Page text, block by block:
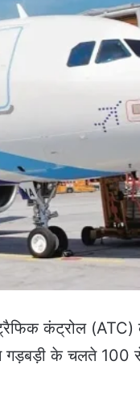
ट्रैफिक कंट्रोल
गड़बड़ी के चलते